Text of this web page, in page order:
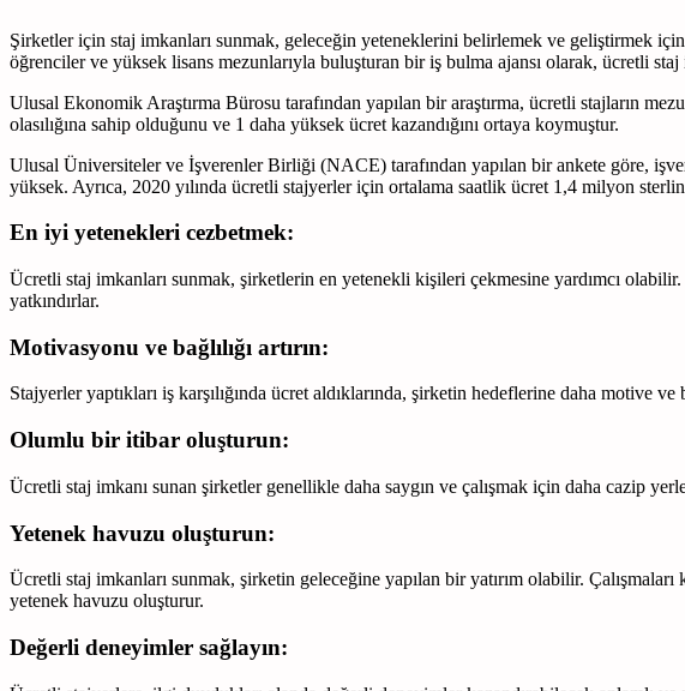
Şirketler için staj imkanları sunmak, geleceğin yeteneklerini belirlemek ve geliştirmek
öğrenciler ve yüksek lisans mezunlarıyla buluşturan bir iş bulma ajansı olarak, ücretli staj
Ulusal Ekonomik Araştırma Bürosu tarafından yapılan bir araştırma, ücretli stajların
olasılığına sahip olduğunu ve 1 daha yüksek ücret kazandığını ortaya koymuştur.
Ulusal Üniversiteler ve İşverenler Birliği (NACE) tarafından yapılan bir ankete göre,
yüksek. Ayrıca, 2020 yılında ücretli stajyerler için ortalama saatlik ücret 1,4 milyon
En iyi yetenekleri cezbetmek:
Ücretli staj imkanları sunmak, şirketlerin en yetenekli kişileri çekmesine yardımcı
yatkındırlar.
Motivasyonu ve bağlılığı artırın:
Stajyerler yaptıkları iş karşılığında ücret aldıklarında, şirketin hedeflerine daha motive
Olumlu bir itibar oluşturun:
Ücretli staj imkanı sunan şirketler genellikle daha saygın ve çalışmak için daha cazip
Yetenek havuzu oluşturun:
Ücretli staj imkanları sunmak, şirketin geleceğine yapılan bir yatırım olabilir.
yetenek havuzu oluşturur.
Değerli deneyimler sağlayın: